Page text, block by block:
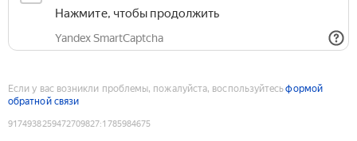
Нажмите, чтобы продолжить
Yandex SmartCaptcha
Если у вас возникли проблемы, пожалуйста, воспользуйтесьформой
обратной связи
9174938259472709827:1785984675